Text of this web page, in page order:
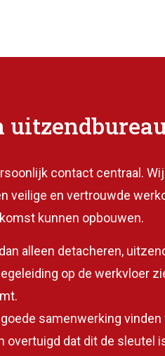
contact centraal.
veilige en vertrouwde
kunnen opbouwen.
alleen detacheren,
op de werkvloer
samenwerking vinden
overtuigd dat dit de sleutel